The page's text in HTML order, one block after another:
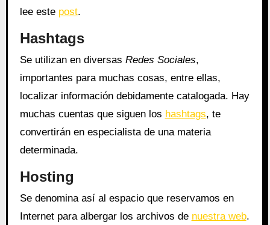
lee este post.
Hashtags
Se utilizan en diversas Redes Sociales,
importantes para muchas cosas, entre ellas,
localizar información debidamente catalogada. Hay
muchas cuentas que siguen los hashtags, te
convertirán en especialista de una materia
determinada.
Hosting
Se denomina así al espacio que reservamos en
Internet para albergar los archivos de nuestra web.